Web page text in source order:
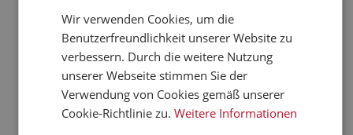
verarbeiten kann.
Jetzt mehr erfahren
Aktuelle News: FRENCH
Wir verwenden Cookies, um die
Benutzerfreundlichkeit unserer Website zu
verbessern. Durch die weitere Nutzung
unserer Webseite stimmen Sie der
Verwendung von Cookies gemäß unserer
Cookie-Richtlinie zu. Weitere Informationen